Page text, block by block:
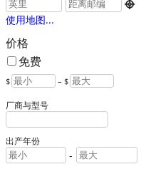

使用地图...
价格
免费
$ – $
厂商与型号
出产年份
-